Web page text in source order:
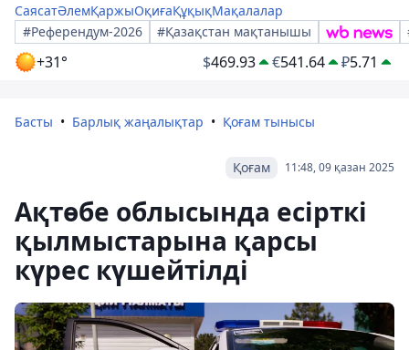
СаясатӘлемҚаржыОқиғаҚұқықМақалалар
#Референдум-2026
#Қазақстан мақтанышы
+31° $469.93 €541.64 ₽5.71
Басты Барлық жаңалықтар Қоғам тынысы
11:48, 09 қазан 2025
Қоғам
Ақтөбе облысында есірткі
қылмыстарына қарсы
күрес күшейтілді